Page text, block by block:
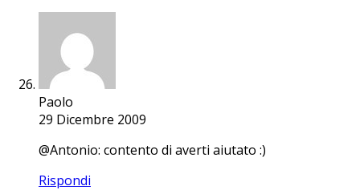
Paolo
29 Dicembre 2009
@Antonio: contento di averti aiutato :)
Rispondi